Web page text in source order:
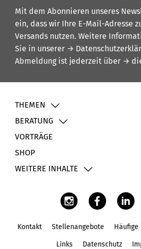
Mit dem Abonnieren unseres
ein, dass wir Ihre E-Mail-Adresse
Versands nutzen. Weitere
Sie in unserer →
Abmeldung ist jederzeit über →
THEMEN
BERATUNG
VORTRÄGE
SHOP
WEITERE INHALTE
Kontakt Stellenangebote Häufige
Links Datenschutz